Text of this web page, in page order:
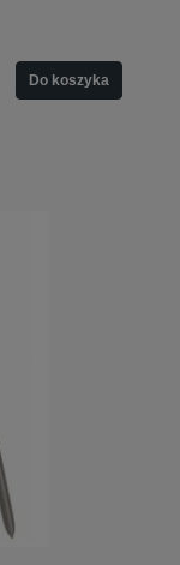
Do koszyka